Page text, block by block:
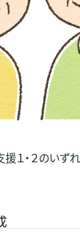
援１・２のいず